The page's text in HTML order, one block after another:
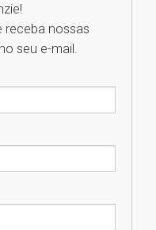
desafios
em
segundo semestre
receba nossas
seu e-mail.